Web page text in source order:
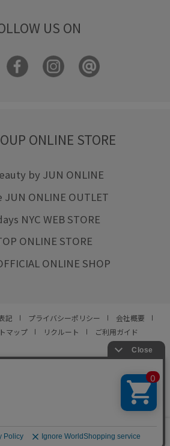
US ON
ONLINE STORE
by JUN ONLINE
JUN ONLINE OUTLET
NYC WEB STORE
ONLINE STORE
ONLINE SHOP
記 プライバシーポリシー
会社概要
マップ リクルート ご利用ガイド
ALL RIGHTS RESERVED.